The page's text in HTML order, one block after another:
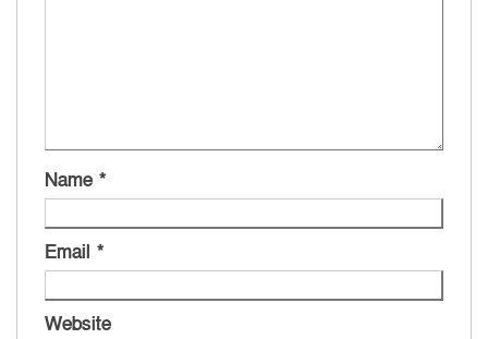
Name *
Email *
Website